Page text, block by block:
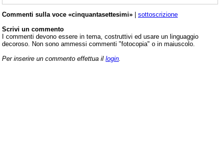
Commenti sulla voce «cinquantasettesimi» | sottoscrizione
Scrivi un commento
I commenti devono essere in tema, costruttivi ed usare un linguaggio
decoroso. Non sono ammessi commenti "fotocopia" o in maiuscolo.
Per inserire un commento effettua il login